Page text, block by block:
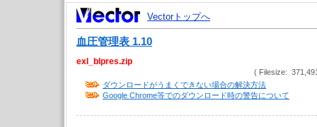
Vectorトップへ
血圧管理表 1.10
exl_blpres.zip
( Filesize:
ダウンロードがうまくできない場合の解決方法
Google Chrome等でのダウンロード時の警告について